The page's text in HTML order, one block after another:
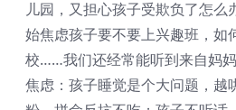
儿园，又担心孩子受欺负了怎么
始焦虑孩子要不要上兴趣班，如
校……我们还经常能听到来自妈
焦虑：孩子睡觉是个大问题，越